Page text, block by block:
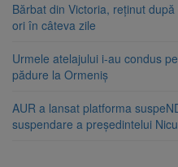
Bărbat din Victoria, reținut
ori în câteva zile
Urmele atelajului i-au condus
pădure la Ormeniș
AUR a lansat platforma
suspendare a președintelui